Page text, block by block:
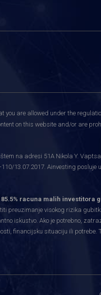
you are allowed under the
on this website and/or are
na adresi 51A Nikola Y.
13.07.2017. Ainvesting posluje
85.5% racuna malih investitora
preuzimanje visokog rizika
iskustvo. Ako je potrebno,
financijsku situaciju ili